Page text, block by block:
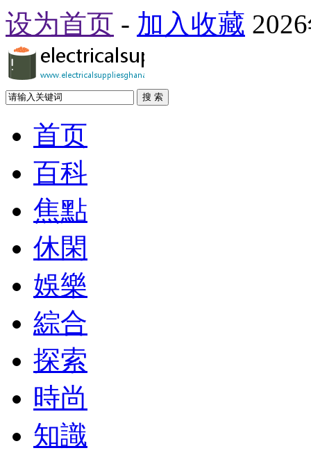
设为首页 - 加入收藏
搜 索
首页
百科
焦點
休閑
娛樂
綜合
探索
時尚
知識